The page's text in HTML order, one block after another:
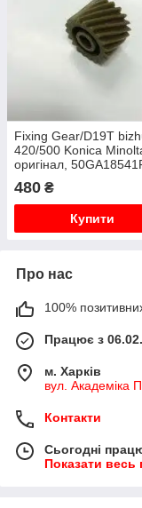
Fixing Gear/D19T
420/500 Konica
оригінал,
50GA18542G
480 ₴
Купити
Про нас
100%
Працює з
м. Харків
вул. Академіка
Контакти
Сьогодні
Показати весь